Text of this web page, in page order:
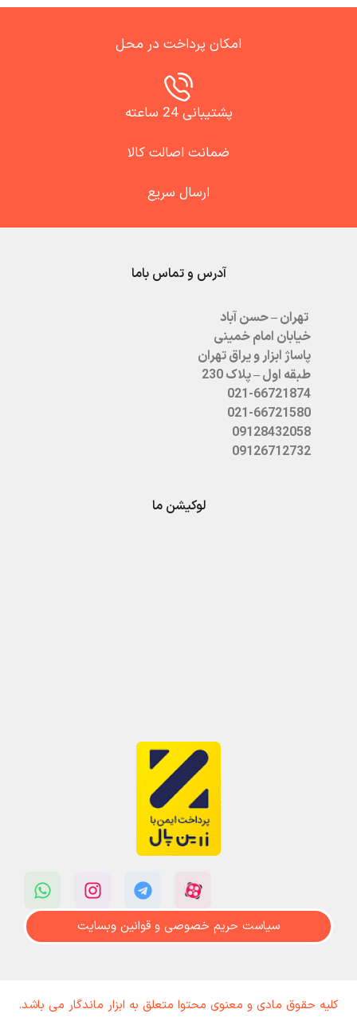
امکان پرداخت در محل
پشتیبانی 24 ساعته
ضمانت اصالت کالا
ارسال سریع
آدرس و تماس باما
تهران – حسن آباد
خیابان امام خمینی
پاساژ ابزار و یراق تهران
طبقه اول – پلاک 230
021-66721874
021-66721580
09128432058
09126712732
لوکیشن ما
سیاست حریم خصوصی و قوانین وبسایت
کلیه حقوق مادی و معنوی محتوا متعلق به ابزار ماندگار می باشد.